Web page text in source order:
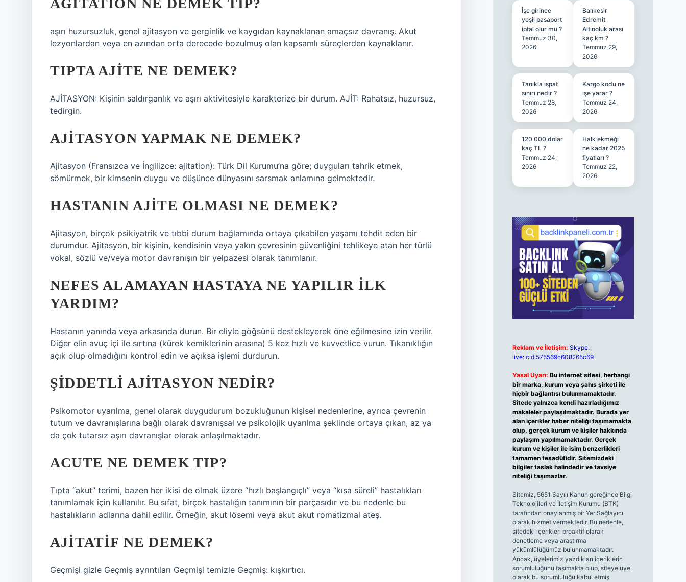
AGITATION NE DEMEK TIP?
aşırı huzursuzluk, genel ajitasyon ve gerginlik ve kaygıdan kaynaklanan amaçsız davranış. Akut
lezyonlardan veya en azından orta derecede bozulmuş olan kapsamlı süreçlerden kaynaklanır.
TIPTA AJITE NE DEMEK?
AJİTASYON: Kişinin saldırganlık ve aşırı aktivitesiyle karakterize bir durum. AJİT: Rahatsız, huzursuz,
tedirgin.
AJITASYON YAPMAK NE DEMEK?
Ajitasyon (Fransızca ve İngilizce: ajitation): Türk Dil Kurumu’na göre; duyguları tahrik etmek,
sömürmek, bir kimsenin duygu ve düşünce dünyasını sarsmak anlamına gelmektedir.
HASTANIN AJITE OLMASI NE DEMEK?
Ajitasyon, birçok psikiyatrik ve tıbbi durum bağlamında ortaya çıkabilen yaşamı tehdit eden bir
durumdur. Ajitasyon, bir kişinin, kendisinin veya yakın çevresinin güvenliğini tehlikeye atan her türlü
vokal, sözlü ve/veya motor davranışın bir yelpazesi olarak tanımlanır.
NEFES ALAMAYAN HASTAYA NE YAPILIR ILK
YARDIM?
Hastanın yanında veya arkasında durun. Bir eliyle göğsünü destekleyerek öne eğilmesine izin verilir.
Diğer elin avuç içi ile sırtına (kürek kemiklerinin arasına) 5 kez hızlı ve kuvvetlice vurun. Tıkanıklığın
açık olup olmadığını kontrol edin ve açıksa işlemi durdurun.
ŞIDDETLI AJITASYON NEDIR?
Psikomotor uyarılma, genel olarak duygudurum bozukluğunun kişisel nedenlerine, ayrıca çevrenin
tutum ve davranışlarına bağlı olarak davranışsal ve psikolojik uyarılma şeklinde ortaya çıkan, az ya
da çok tutarsız aşırı davranışlar olarak anlaşılmaktadır.
ACUTE NE DEMEK TIP?
Tıpta “akut” terimi, bazen her ikisi de olmak üzere “hızlı başlangıçlı” veya “kısa süreli” hastalıkları
tanımlamak için kullanılır. Bu sıfat, birçok hastalığın tanımının bir parçasıdır ve bu nedenle bu
hastalıkların adlarına dahil edilir. Örneğin, akut lösemi veya akut akut romatizmal ateş.
AJITATIF NE DEMEK?
Geçmişi gizle Geçmiş ayrıntıları Geçmişi temizle Geçmiş: kışkırtıcı.
İşe girince
yeşil pasaport
iptal olur mu ?
Temmuz 30,
2026
Balıkesir
Edremit
Altınoluk arası
kaç km ?
Temmuz 29,
2026
Tanıkla ispat
sınırı nedir ?
Temmuz 28,
2026
Kargo kodu ne
işe yarar ?
Temmuz 24,
2026
120 000 dolar
kaç TL ?
Temmuz 24,
2026
Halk ekmeği
ne kadar 2025
fiyatları ?
Temmuz 22,
2026
Reklam ve İletişim: Skype:
live:.cid.575569c608265c69
Yasal Uyarı: Bu internet sitesi, herhangi
bir marka, kurum veya şahıs şirketi ile
hiçbir bağlantısı bulunmamaktadır.
Sitede yalnızca kendi hazırladığımız
makaleler paylaşılmaktadır. Burada yer
alan içerikler haber niteliği taşımamakta
olup, gerçek kurum ve kişiler hakkında
paylaşım yapılmamaktadır. Gerçek
kurum ve kişiler ile isim benzerlikleri
tamamen tesadüfidir. Sitemizdeki
bilgiler taslak halindedir ve tavsiye
niteliği taşımazlar.
Sitemiz, 5651 Sayılı Kanun gereğince Bilgi
Teknolojileri ve İletişim Kurumu (BTK)
tarafından onaylanmış bir Yer Sağlayıcı
olarak hizmet vermektedir. Bu nedenle,
sitedeki içerikleri proaktif olarak
denetleme veya araştırma
yükümlülüğümüz bulunmamaktadır.
Ancak, üyelerimiz yazdıkları içeriklerin
sorumluluğunu taşımakta olup, siteye üye
olarak bu sorumluluğu kabul etmiş